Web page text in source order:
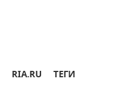
RIA.RU ТЕГИ